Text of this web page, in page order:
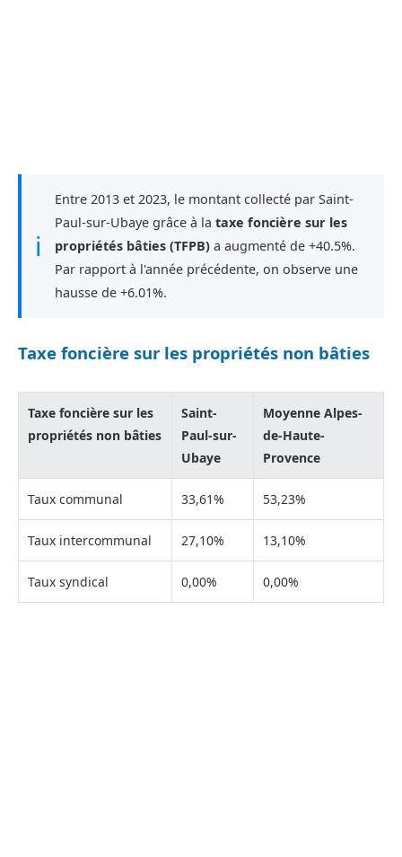
ℹ
Entre 2013 et 2023, le montant collecté par Saint-
Paul-sur-Ubaye grâce à la taxe foncière sur les
propriétés bâties (TFPB) a augmenté de +40.5%.
Par rapport à l'année précédente, on observe une
hausse de +6.01%.
Taxe foncière sur les propriétés non bâties
Taxe foncière sur les
propriétés non bâties
Saint-
Paul-sur-
Ubaye
Moyenne Alpes-
de-Haute-
Provence
Taux communal 33,61% 53,23%
Taux intercommunal 27,10% 13,10%
Taux syndical 0,00% 0,00%